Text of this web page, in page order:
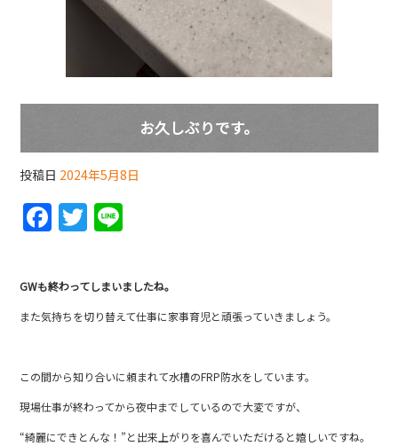
お久しぶりです。
投稿日 2024年5月8日
F
c
e
b
o
k
T
itt
er
e
GWも終わってしまいましたね。
また気持ちを切り替えて仕事に家事育児と頑張っていきましょう。
この間から知り合いに頼まれて水槽のFRP防水をしています。
現場仕事が終わってから夜中までしているので大変ですが、
“綺麗にできとんな！”と出来上がりを喜んでいただけると嬉しいですね。